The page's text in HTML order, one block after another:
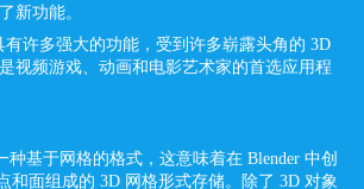
新功能。
有许多强大的功能，受到许多崭露头角的 3D
视频游戏、动画和电影艺术家的首选应用程
种基于网格的格式，这意味着在 Blender 中创
和面组成的 3D 网格形式存储。除了 3D 对象